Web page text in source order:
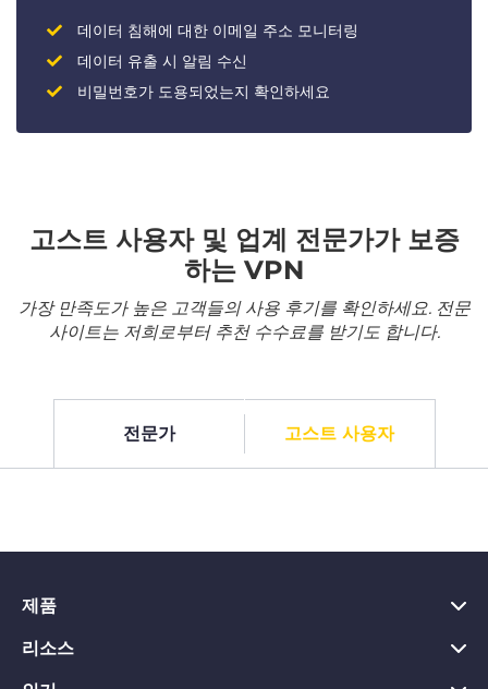
데이터 침해에 대한 이메일 주소 모니터링
데이터 유출 시 알림 수신
비밀번호가 도용되었는지 확인하세요
고스트 사용자 및 업계 전문가가 보증
하는 VPN
가장 만족도가 높은 고객들의 사용 후기를 확인하세요. 전문
사이트는 저희로부터 추천 수수료를 받기도 합니다.
전문가 고스트 사용자
제품
PC용 VPN
리소스